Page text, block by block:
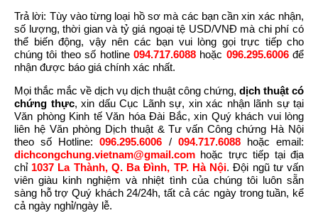
Trả lời: Tùy vào từng loại hồ sơ mà các bạn cần xin xác nhận,
số lượng, thời gian và tỷ giá ngoại tệ USD/VNĐ mà chi phí có
thể biến động, vậy nên các bạn vui lòng gọi trực tiếp cho
chúng tôi theo số hotline 094.717.6088hoặc 096.295.6006để
nhận được báo giá chính xác nhất.
Mọi thắc mắc về dịch vụ dịch thuật công chứng, dịch thuật có
chứng thực, xin dấu Cục Lãnh sự, xin xác nhận lãnh sự tại
Văn phòng Kinh tế Văn hóa Đài Bắc, xin Quý khách vui lòng
liên hệ Văn phòng Dịch thuật & Tư vấn Công chứng Hà Nội
theo số Hotline:096.295.6006 / 094.717.6088hoặc email:
dichcongchung.vietnam@gmail.com hoặc trực tiếp tại địa
chỉ 1037 La Thành, Q. Ba Đình, TP. Hà Nội. Đội ngũ tư vấn
viên giàu kinh nghiệm và nhiệt tình của chúng tôi luôn sẵn
sàng hỗ trợ Quý khách 24/24h, tất cả các ngày trong tuần, kể
cả ngày nghỉ/ngày lễ.